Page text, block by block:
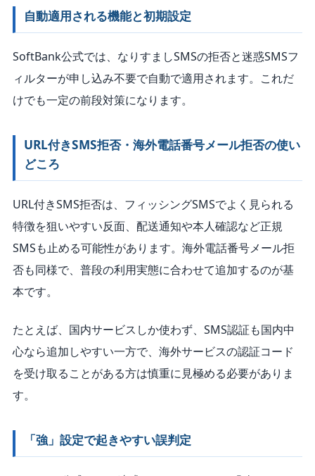
自動適用される機能と初期設定
SoftBank公式では、なりすましSMSの拒否と迷惑SMSフ
ィルターが申し込み不要で自動で適用されます。これだ
けでも一定の前段対策になります。
URL付きSMS拒否・海外電話番号メール拒否の使い
どころ
URL付きSMS拒否は、フィッシングSMSでよく見られる
特徴を狙いやすい反面、配送通知や本人確認など正規
SMSも止める可能性があります。海外電話番号メール拒
否も同様で、普段の利用実態に合わせて追加するのが基
本です。
たとえば、国内サービスしか使わず、SMS認証も国内中
心なら追加しやすい一方で、海外サービスの認証コード
を受け取ることがある方は慎重に見極める必要がありま
す。
「強」設定で起きやすい誤判定